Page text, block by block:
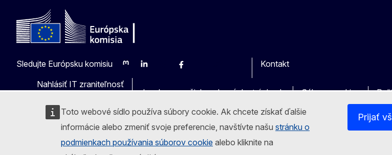
Toto webové sídlo používa súbory cookie. Ak chcete získať ďalšie
informácie alebo zmeniť svoje preferencie, navštívte našu stránku o
podmienkach používania súborov cookie alebo kliknite na
Prijať
Sledujte Európsku komisiu
MastodonLinkedInBlueskyFacebook
Kontakt
Nahlásiť IT zraniteľnosť
Jazyky na našich webových stránkach
Súbory cookies